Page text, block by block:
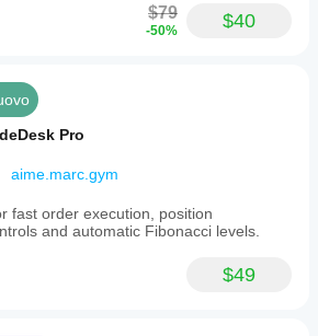
$79
-50% $40
Pro
aime.marc.gym
fast order execution, position
and automatic Fibonacci levels.
$49